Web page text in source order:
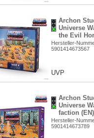
Archon
Universe
the Evil
Hersteller-
5901414673567
UVP
Archon
Universe
faction
Hersteller-
5901414673789